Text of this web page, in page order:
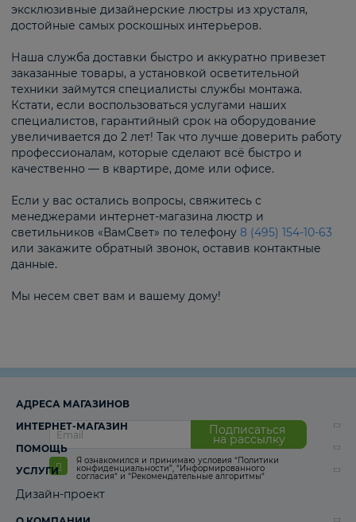
эксклюзивные дизайнерские люстры из хрусталя,
достойные самых роскошных интерьеров.
Наша служба доставки быстро и аккуратно привезет
заказанные товары, а установкой осветительной
техники займутся специалисты службы монтажа.
Кстати, если воспользоваться услугами наших
специалистов, гарантийный срок на оборудование
увеличивается до 2 лет! Так что лучше доверить работу
профессионалам, которые сделают всё быстро и
качественно — в квартире, доме или офисе.
Если у вас остались вопросы, свяжитесь с
менеджерами интернет-магазина люстр и
светильников «ВамСвет» по телефону 8 (495) 154-10-63
или закажите обратный звонок, оставив контактные
данные.
Мы несем свет вам и вашему дому!
Подписаться
на рассылку
Я ознакомился и принимаю условия “Политики
конфиденциальности”, “Информированного
согласия“ и “Рекомендательные алгоритмы“
АДРЕСА МАГАЗИНОВ
ИНТЕРНЕТ-МАГАЗИН
ПОМОЩЬ
УСЛУГИ
Дизайн-проект